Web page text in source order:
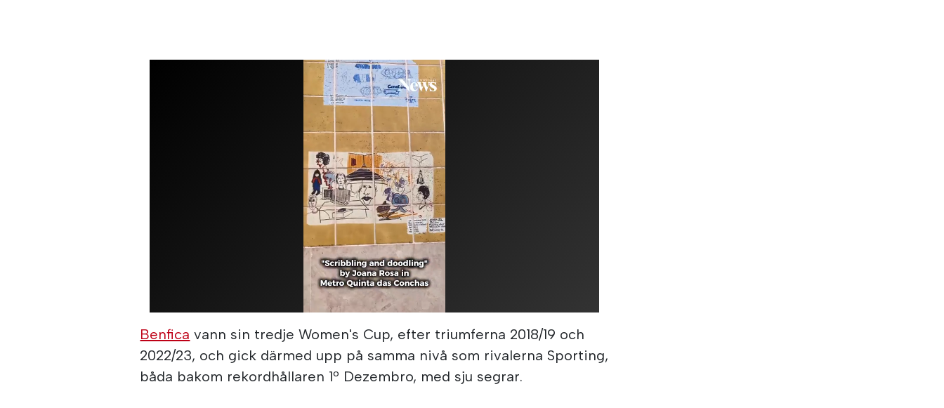
Benfica vann sin tredje Women's Cup, efter triumferna 2018/19 och
2022/23, och gick därmed upp på samma nivå som rivalerna Sporting,
båda bakom rekordhållaren 1º Dezembro, med sju segrar.